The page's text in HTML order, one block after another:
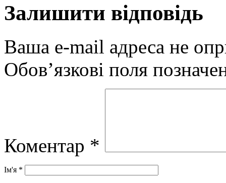
Залишити відповідь
Ваша e-mail адреса не
Обов’язкові поля
Коментар *
Ім'я *